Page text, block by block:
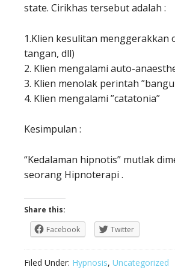
state. Cirikhas tersebut adalah :
1.Klien kesulitan menggerakkan
tangan, dll)
2. Klien mengalami auto-
3. Klien menolak perintah
4. Klien mengalami ”catatonia”
Kesimpulan :
“Kedalaman hipnotis” mutlak
seorang Hipnoterapi .
Share this:
Facebook
Twitter
Filed Under: Hypnosis, Uncategorized